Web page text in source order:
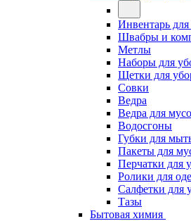
Инвентарь
Швабры и
Метлы
Наборы для
Щетки для
Совки
Ведра
Ведра для
Водосгоны
Губки для
Пакеты для
Перчатки для
Ролики для
Салфетки для
Тазы
Бытовая химия